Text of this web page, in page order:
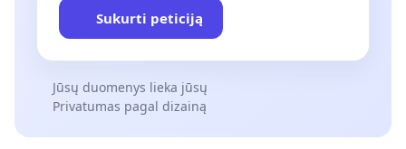
Sukurti peticiją
Jūsų duomenys lieka jūsų
Privatumas pagal dizainą